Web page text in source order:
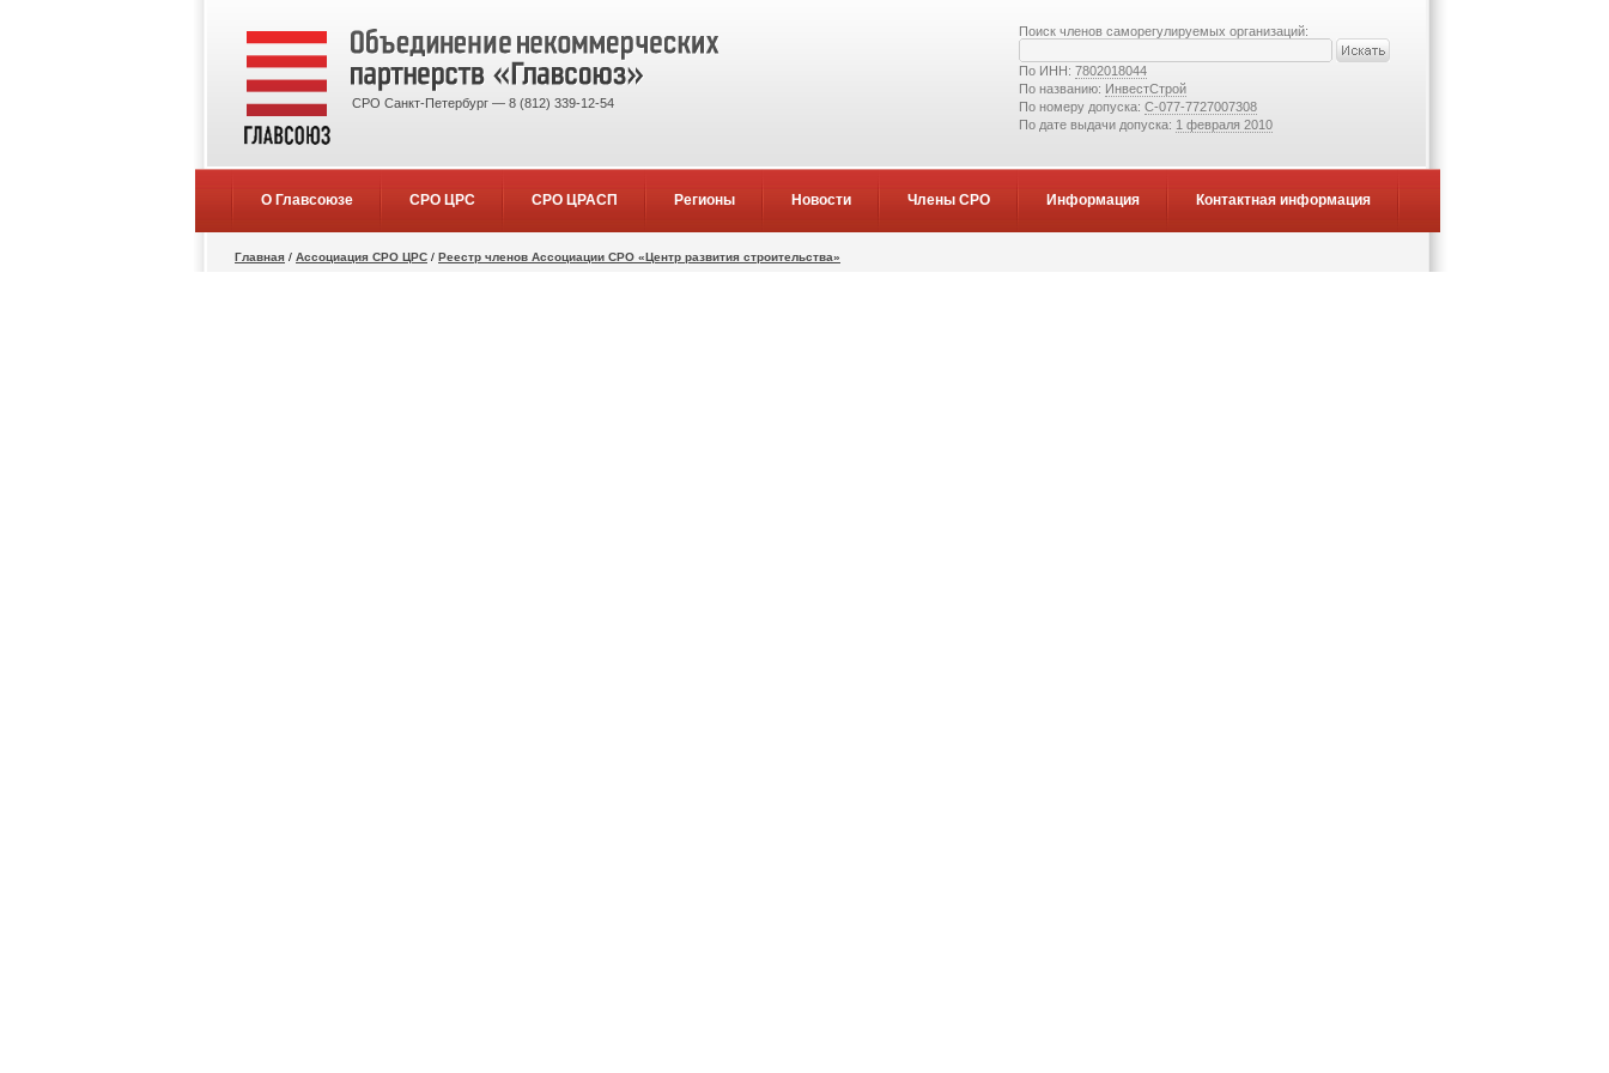
СРО Санкт-Петербург — 8 (812) 339-12-54
Поиск членов саморегулируемых организаций:
По ИНН: 7802018044
По названию: ИнвестСтрой
По номеру допуска: С-077-7727007308
По дате выдачи допуска: 1 февраля 2010
О Главсоюзе СРО ЦРС СРО ЦРАСП Регионы Новости Члены СРО Информация Контактная информация
Главная / Ассоциация СРО ЦРС / Реестр членов Ассоциации СРО «Центр развития строительства»